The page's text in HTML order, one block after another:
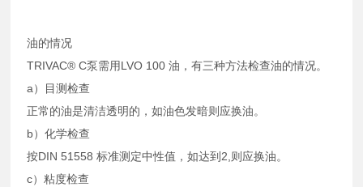
油的情况
TRIVAC® C泵需用LVO 100 油，有三种方法检查油的情况。
a）目测检查
正常的油是清洁透明的，如油色发暗则应换油。
b）化学检查
按DIN 51558 标准测定中性值，如达到2,则应换油。
c）粘度检查